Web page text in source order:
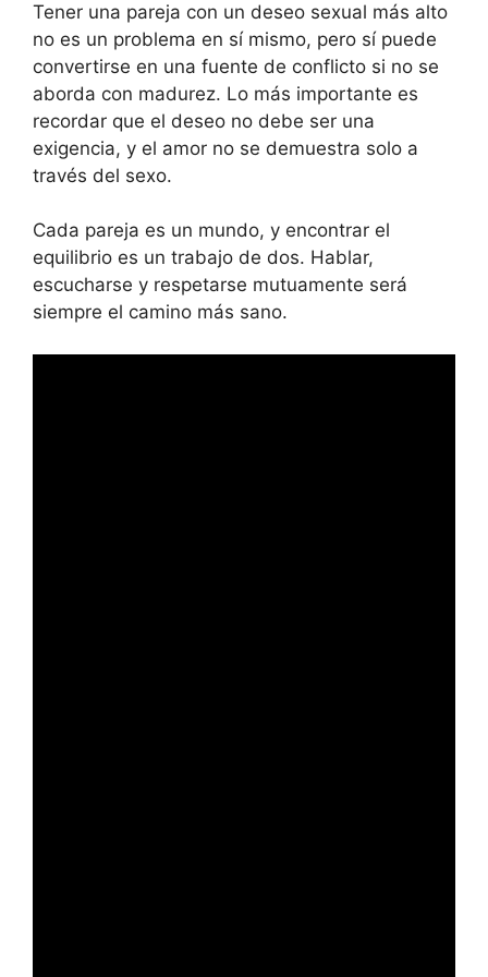
Tener una pareja con un deseo sexual más alto
no es un problema en sí mismo, pero sí puede
convertirse en una fuente de conflicto si no se
aborda con madurez. Lo más importante es
recordar que el deseo no debe ser una
exigencia, y el amor no se demuestra solo a
través del sexo.
Cada pareja es un mundo, y encontrar el
equilibrio es un trabajo de dos. Hablar,
escucharse y respetarse mutuamente será
siempre el camino más sano.